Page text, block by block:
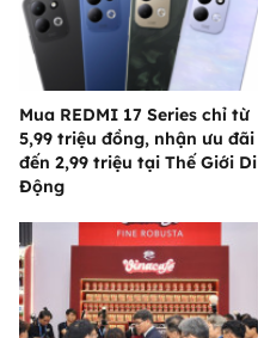
Mua REDMI 17 Series chỉ từ
5,99 triệu đồng, nhận ưu đãi
đến 2,99 triệu tại Thế Giới Di
Động